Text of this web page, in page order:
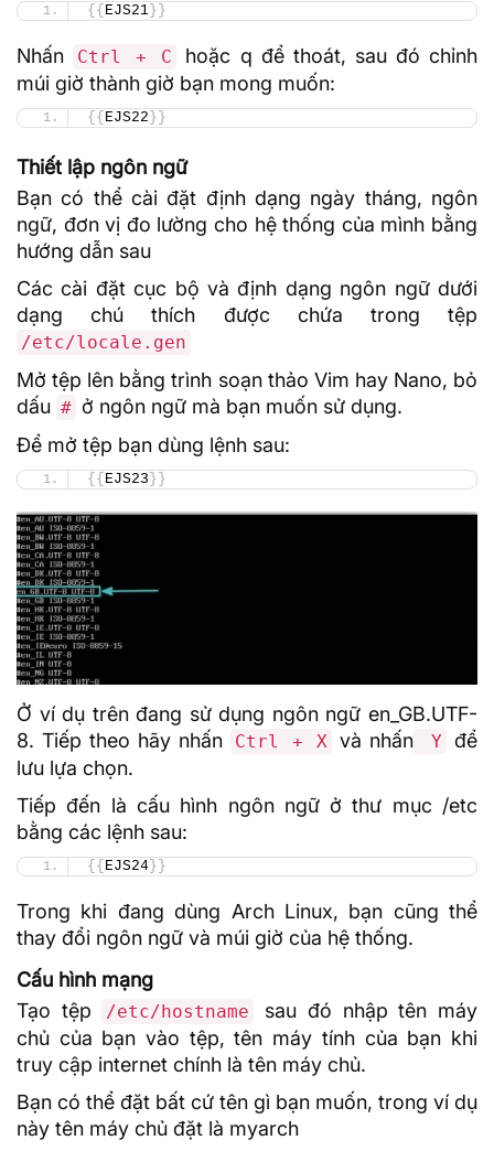
{{EJS21}}
Nhấn Ctrl + C
hoặc q để thoát, sau đó chỉnh
múi giờ thành giờ bạn mong muốn:
{{EJS22}}
Thiết lập ngôn ngữ
Bạn có thể cài đặt định dạng ngày tháng, ngôn
ngữ, đơn vị đo lường cho hệ thống của mình bằng
hướng dẫn sau
Các cài đặt cục bộ và định dạng ngôn ngữ dưới
dạng chú thích được chứa trong tệp
/etc/locale.gen
Mở tệp lên bằng trình soạn thảo Vim hay Nano, bỏ
dấu # ở ngôn ngữ mà bạn muốn sử dụng.
Để mở tệp bạn dùng lệnh sau:
{{EJS23}}
Ở ví dụ trên đang sử dụng ngôn ngữ en_GB.UTF-
8. Tiếp theo hãy nhấn
Ctrl + X và nhấn Y
để
lưu lựa chọn.
Tiếp đến là cấu hình ngôn ngữ ở thư mục /etc
bằng các lệnh sau:
{{ EJS24 }}
Trong khi đang dùng Arch Linux, bạn cũng thể
thay đổi ngôn ngữ và múi giờ của hệ thống.
Cấu hình mạng
Tạo tệp
/etc/hostname sau đó nhậptên máy
chủ của bạn vào tệp, tên máy tính của bạn khi
truy cập internet chính là tên máy chủ.
Bạn có thể đặt bất cứ tên gì bạn muốn, trong ví dụ
này tên máy chủ đặt là myarch